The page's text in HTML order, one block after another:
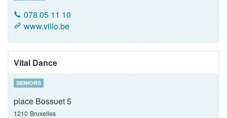
078 05 11 10
www.villo.be
Vital Dance
SENIORS
place Bossuet 5
1210 Bruxelles